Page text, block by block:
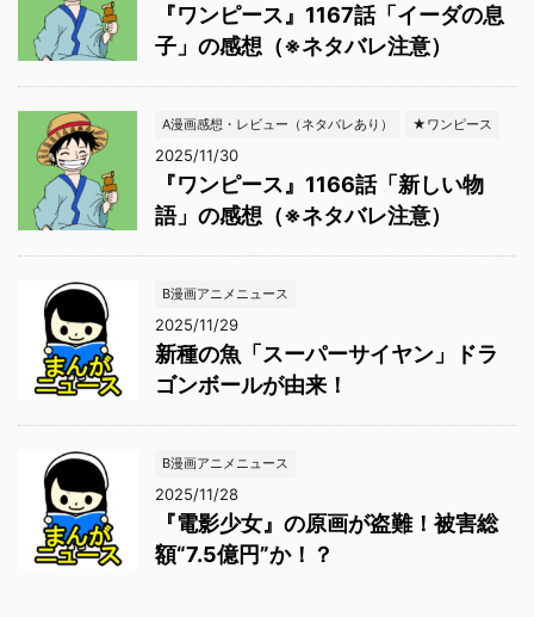
『ワンピース』1167話「イーダの息
子」の感想（※ネタバレ注意）
A漫画感想・レビュー（ネタバレあり） ★ワンピース
2025/11/30
『ワンピース』1166話「新しい物
語」の感想（※ネタバレ注意）
B漫画アニメニュース
2025/11/29
新種の魚「スーパーサイヤン」ドラ
ゴンボールが由来！
B漫画アニメニュース
2025/11/28
『電影少女』の原画が盗難！被害総
額“7.5億円”か！？